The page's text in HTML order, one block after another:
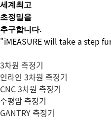
세계최고
초정밀 을
추구합니다.
"iMEASURE will take a step
3차원 측정기
인라인 3차원 측정기
CNC 3차원 측정기
수평암 측정기
GANTRY 측정기